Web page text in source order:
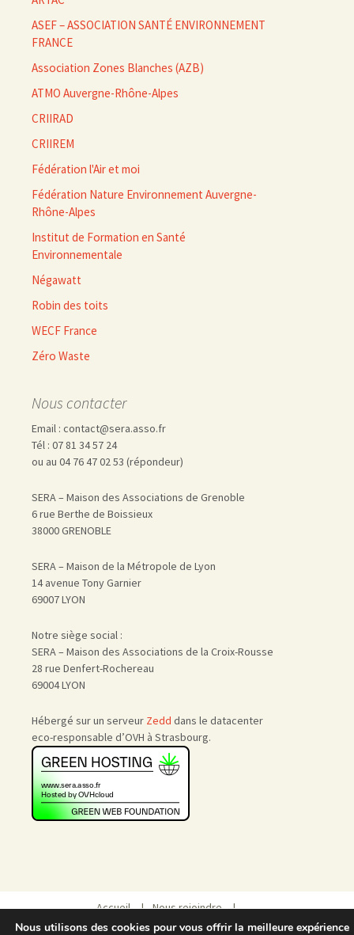
ASEF – ASSOCIATION SANTÉ ENVIRONNEMENT
FRANCE
Association Zones Blanches (AZB)
ATMO Auvergne-Rhône-Alpes
CRIIRAD
CRIIREM
Fédération l'Air et moi
Fédération Nature Environnement Auvergne-
Rhône-Alpes
Institut de Formation en Santé
Environnementale
Négawatt
Robin des toits
WECF France
Zéro Waste
Nous contacter
Email : contact@sera.asso.fr
Tél : 07 81 34 57 24
ou au 04 76 47 02 53 (répondeur)
SERA – Maison des Associations de Grenoble
6 rue Berthe de Boissieux
38000 GRENOBLE
SERA – Maison de la Métropole de Lyon
14 avenue Tony Garnier
69007 LYON
Notre siège social :
SERA – Maison des Associations de la Croix-Rousse
28 rue Denfert-Rochereau
69004 LYON
Hébergé sur un serveur Zedd dans le datacenter
eco-responsable d’OVH à Strasbourg.
Accueil | Nous rejoindre
|
Admin
Nous utilisons des cookies pour vous offrir la meilleure expérience